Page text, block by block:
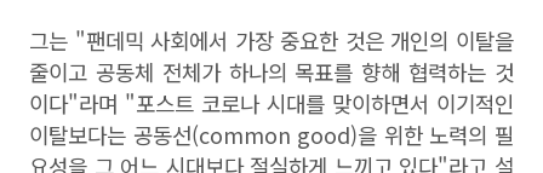
그는 "팬데믹 사회에서 가장 중요한 것은 개인의 이탈을
줄이고 공동체 전체가 하나의 목표를 향해 협력하는 것
이다"라며 "포스트 코로나 시대를 맞이하면서 이기적인
이탈보다는 공동선(common good)을 위한 노력의 필
요성을 그 어느 시대보다 절실하게 느끼고 있다"라고 설